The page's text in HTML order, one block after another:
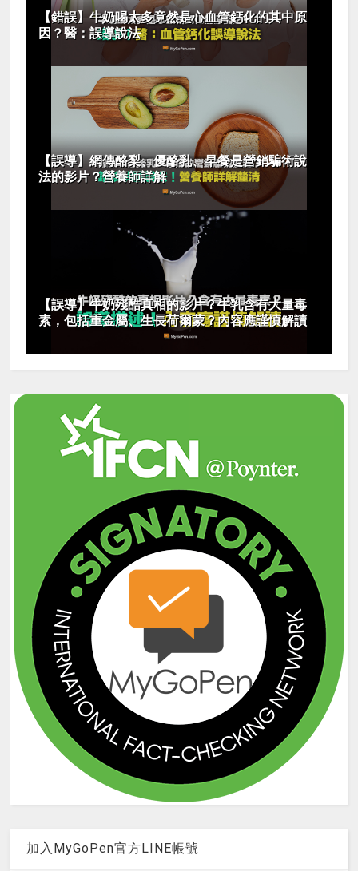
【錯誤】牛奶喝太多竟然是心血管鈣化的其中原
因？醫：誤導說法
【誤導】網傳酪梨、優酪乳、早餐是營銷騙術說
法的影片？營養師詳解
【誤導】牛奶殘酷真相的影片？牛乳含有大量毒
素，包括重金屬、生長荷爾蒙？內容應謹慎解讀
加入MyGoPen官方LINE帳號